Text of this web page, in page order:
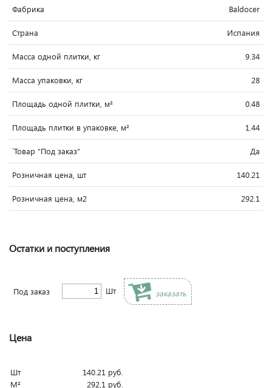
Фабрика Baldocer
Страна Испания
Масса одной плитки, кг 9.34
Масса упаковки, кг 28
Площадь одной плитки, м² 0.48
Площадь плитки в упаковке, м² 1.44
`Товар "Под заказ" Да
Розничная цена, шт 140.21
Розничная цена, м2 292.1
Остатки и поступления
Под заказ Шт заказать
Цена
Шт 140.21 руб.
М²
292,1 руб.